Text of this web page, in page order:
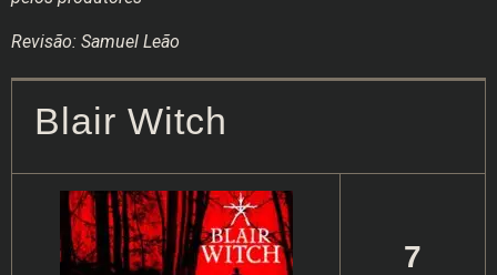
Revisão: Samuel Leão
Blair Witch
7